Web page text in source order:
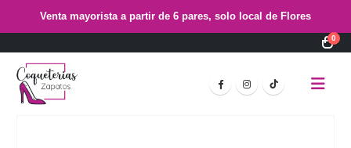
Venta mayorista a partir de 6 pares, solo local de Flores
0